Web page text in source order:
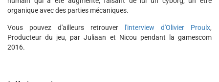
organique avec des parties mécaniques.
Vous pouvez d'ailleurs retrouver l'interview d'Olivier Proulx,
Producteur du jeu, par Juliaan et Nicou pendant la gamescom
2016.